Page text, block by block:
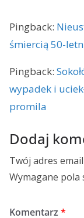
Pingback:
śmiercią 50-
Pingback:
wypadek i
promila
Dodaj
Twój adres
Wymagane pola
Komentarz *